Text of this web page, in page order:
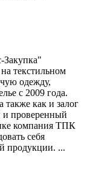
Закупка"
текстильном
одежду,
с 2009 года.
также как и залог
и проверенный
компания ТПК
себя
продукции. ...